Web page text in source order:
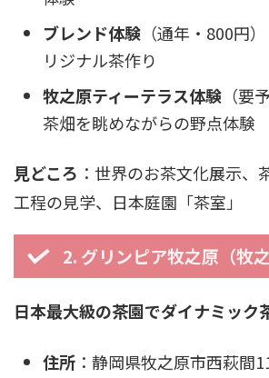
ブレンド体験 （通年・800円
リジナル茶作り
牧之原ティーテラス体験 （要
茶畑を眺めながらの野点体験
見どころ ：世界のお茶文化展示、
工程の見学、日本庭園「茶室」
2. グリンピア牧之原（牧之
日本最大級の茶園でダイナミック
住所 ：静岡県牧之原市西萩間